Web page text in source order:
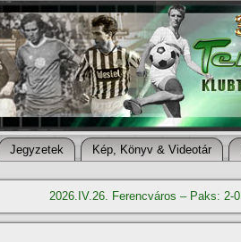
Jegyzetek Kép, Könyv & Videotár
2026.IV.26. Ferencváros – Paks: 2-0